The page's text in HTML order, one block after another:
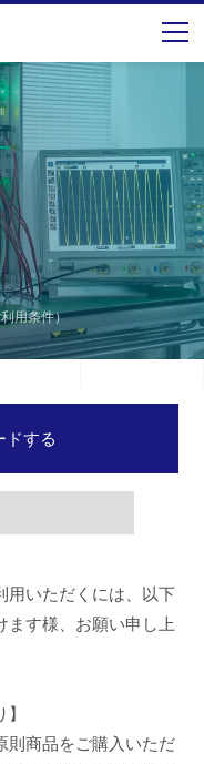
用条件）
ドする
用いただくには、以下
ます様、お願い申し上
則商品をご購入いただ